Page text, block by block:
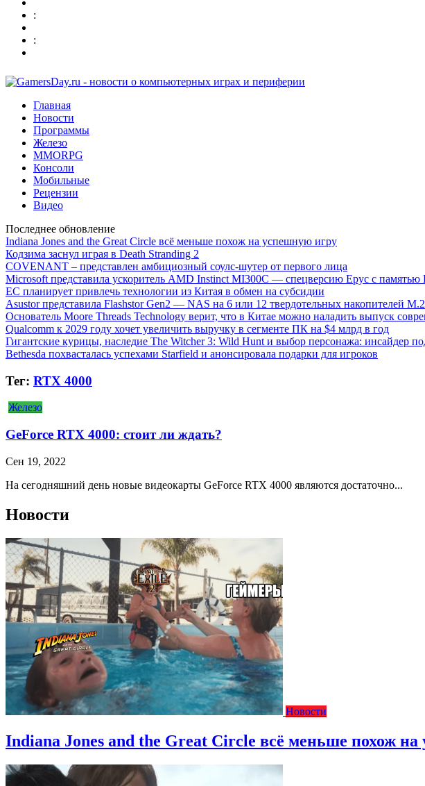
:
:
Главная
Новости
Программы
Железо
MMORPG
Консоли
Мобильные
Рецензии
Видео
Последнее обновление
Indiana Jones and the Great Circle всё меньше похож на успешную игру
Кодзима заснул играя в Death Stranding 2
COVENANT – представлен амбициозный соулс-шутер от первого лица
Microsoft представила ускоритель AMD Instinct MI300C — спецверсию Epyc с
ЕС планирует привлечь технологии из Китая в обмен на субсидии
Asustor представила Flashstor Gen2 — NAS на 6 или 12 твердотельных накопителей M.2
Основатель Moore Threads Technology верит, что в Китае можно наладить выпуск
Qualcomm к 2029 году хочет увеличить выручку в сегменте ПК на $4 млрд в год
Гигантские курицы, наследие The Witcher 3: Wild Hunt и выбор персонажа: инсайдер
Bethesda похвасталась успехами Starfield и анонсировала подарки для игроков
Тег: RTX 4000
Железо
GeForce RTX 4000: стоит ли ждать?
Сен 19, 2022
На сегодняшний день новые видеокарты GeForce RTX 4000 являются достаточно...
Новости
Новости
Indiana Jones and the Great Circle всё меньше похож